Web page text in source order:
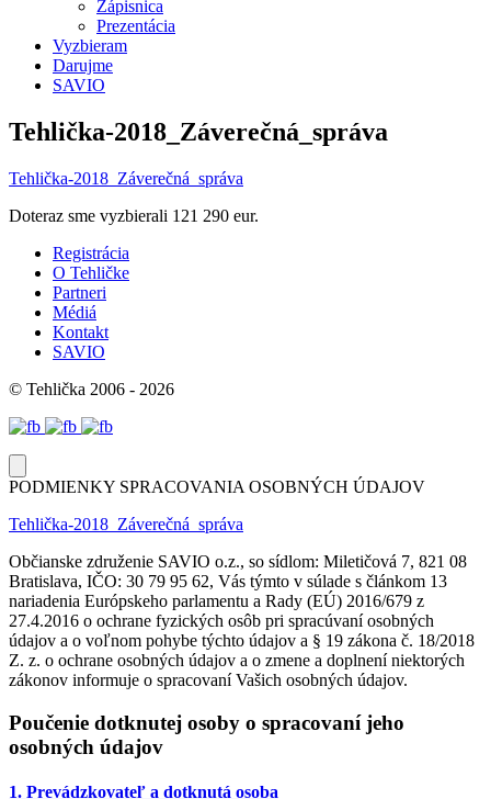
Zápisnica
Prezentácia
Vyzbieram
Darujme
SAVIO
Tehlička-2018_Záverečná_správa
Tehlička-2018_Záverečná_správa
Doteraz sme vyzbierali 121 290 eur.
Registrácia
O Tehličke
Partneri
Médiá
Kontakt
SAVIO
© Tehlička 2006 - 2026
PODMIENKY SPRACOVANIA OSOBNÝCH ÚDAJOV
Tehlička-2018_Záverečná_správa
Občianske združenie SAVIO o.z., so sídlom: Miletičová 7, 821 08
Bratislava, IČO: 30 79 95 62, Vás týmto v súlade s článkom 13
nariadenia Európskeho parlamentu a Rady (EÚ) 2016/679 z
27.4.2016 o ochrane fyzických osôb pri spracúvaní osobných
údajov a o voľnom pohybe týchto údajov a § 19 zákona č. 18/2018
Z. z. o ochrane osobných údajov a o zmene a doplnení niektorých
zákonov informuje o spracovaní Vašich osobných údajov.
Poučenie dotknutej osoby o spracovaní jeho
osobných údajov
1. Prevádzkovateľ a dotknutá osoba